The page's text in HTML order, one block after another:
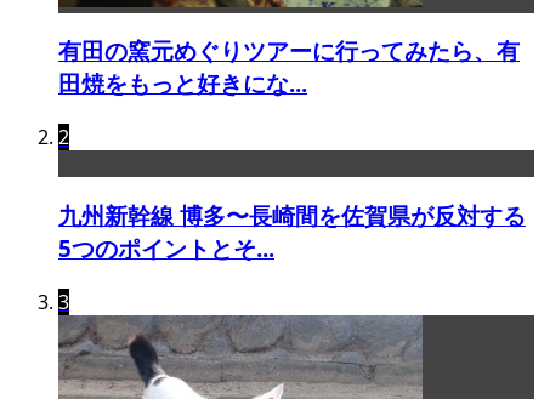
有田の窯元めぐりツアーに行ってみたら、有
田焼をもっと好きにな...
2
九州新幹線 博多〜長崎間を佐賀県が反対する
5つのポイントとそ...
3